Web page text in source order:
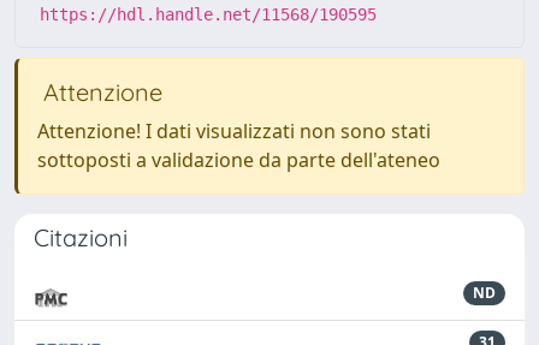
https://hdl.handle.net/11568/190595
Attenzione
Attenzione! I dati visualizzati non sono stati
sottoposti a validazione da parte dell'ateneo
Citazioni
ND